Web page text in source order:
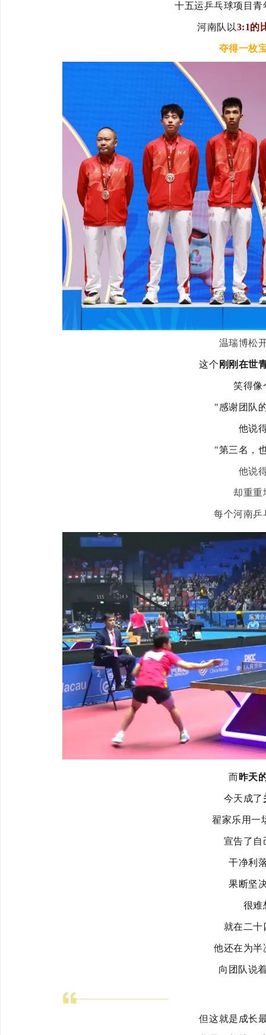
十五运乒乓球项目
河南队以3:1的
夺得一枚
温瑞博松
这个 刚刚在世
笑得像
"感谢团队
他说
"第三名，
他说
却重重
每个河南乒
而昨天
今天成了
翟家乐用一
宣告了自
干净利
果断坚
很难
就在二十
他还在为半
向团队说
但这就是成长